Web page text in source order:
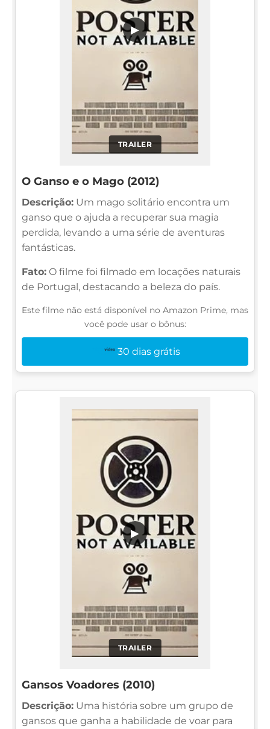
TRAILER
▶
O Ganso e o Mago (2012)
Descrição: Um mago solitário encontra um
ganso que o ajuda a recuperar sua magia
perdida, levando a uma série de aventuras
fantásticas.
Fato: O filme foi filmado em locações naturais
de Portugal, destacando a beleza do país.
Este filme não está disponível no Amazon Prime, mas
você pode usar o bônus:
30 dias grátis
TRAILER
▶
Gansos Voadores (2010)
Descrição: Uma história sobre um grupo de
gansos que ganha a habilidade de voar para